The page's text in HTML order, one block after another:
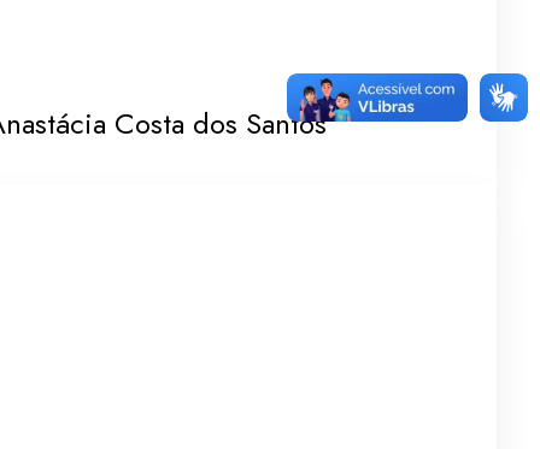
Costa dos Santos